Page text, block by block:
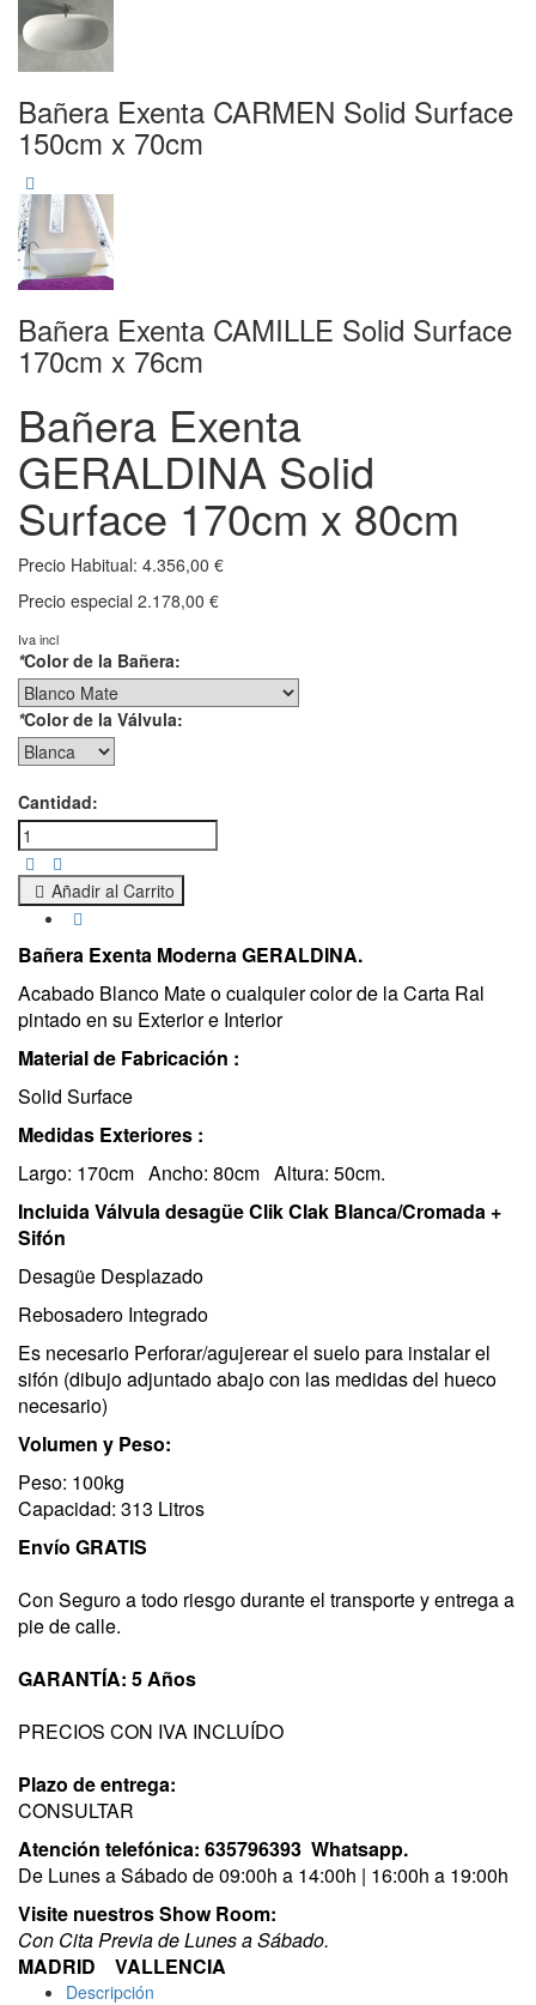
Bañera Exenta CARMEN Solid Surface
150cm x 70cm
Bañera Exenta CAMILLE Solid Surface
170cm x 76cm
Bañera Exenta
GERALDINA Solid
Surface 170cm x 80cm
Precio Habitual: 4.356,00 €
Precio especial 2.178,00 €
Iva incl
*Color de la Bañera:
*Color de la Válvula:
Cantidad:
Añadir al Carrito
Bañera Exenta Moderna GERALDINA.
Acabado Blanco Mate o cualquier color de la Carta Ral
pintado en su Exterior e Interior
Material de Fabricación :
Solid Surface
Medidas Exteriores :
Largo: 170cm Ancho: 80cm Altura: 50cm.
Incluida Válvula desagüe Clik Clak Blanca/Cromada +
Sifón
Desagüe Desplazado
Rebosadero Integrado
Es necesario Perforar/agujerear el suelo para instalar el
sifón (dibujo adjuntado abajo con las medidas del hueco
necesario)
Volumen y Peso:
Peso: 100kg
Capacidad: 313 Litros
Envío GRATIS
Con Seguro a todo riesgo durante el transporte y entrega a
pie de calle.
GARANTÍA: 5 Años
PRECIOS CON IVA INCLUÍDO
Plazo de entrega:
CONSULTAR
Atención telefónica: 635796393 Whatsapp.
De Lunes a Sábado de 09:00h a 14:00h | 16:00h a 19:00h
Visite nuestros Show Room:
​Con Cita Previa de Lunes a Sábado.
MADRID VALLENCIA
Descripción